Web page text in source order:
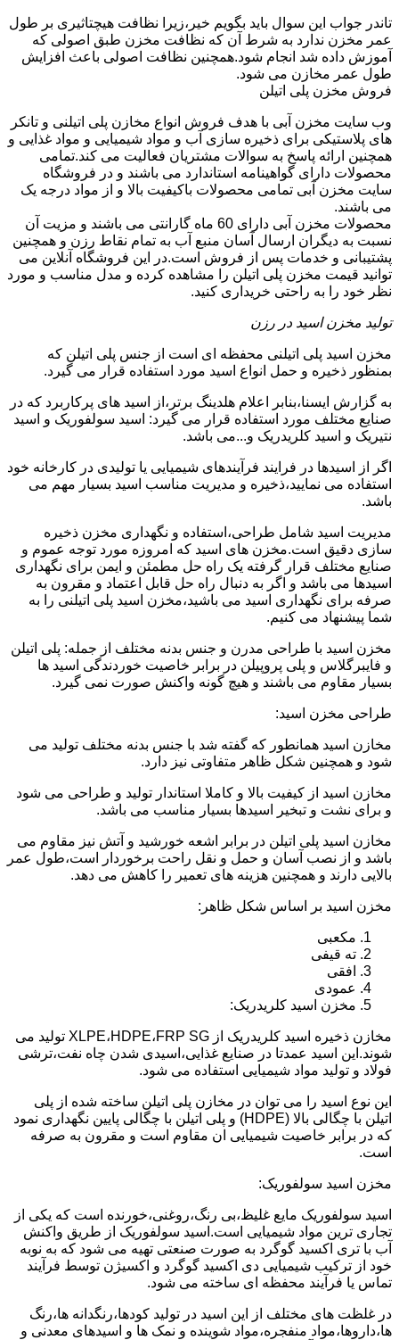
تاندر جواب این سوال باید بگویم خیر،زیرا نظافت هیچتاثیری بر طول
عمر مخزن ندارد به شرط آن که نظافت مخزن طبق اصولی که
آموزش داده شد انجام شود.همچنین نظافت اصولی باعث افزایش
طول عمر مخازن می شود.
فروش مخزن پلی اتیلن
وب سایت مخزن آبی با هدف فروش انواع مخازن پلی اتیلنی و تانکر
های پلاستیکی برای ذخیره سازی آب و مواد شیمیایی و مواد غذایی و
همچنین ارائه پاسخ به سوالات مشتریان فعالیت می کند.تمامی
محصولات دارای گواهینامه استاندارد می باشند و در فروشگاه
سایت مخزن آبی تمامی محصولات باکیفیت بالا و از مواد درجه یک
می باشند.
محصولات مخزن آبی دارای 60 ماه گارانتی می باشند و مزیت آن
نسبت به دیگران ارسال آسان منبع آب به تمام نقاط رزن و همچنین
پشتیبانی و خدمات پس از فروش است.در این فروشگاه آنلاین می
توانید قیمت مخزن پلی اتیلن را مشاهده کرده و مدل مناسب و مورد
نظر خود را به راحتی خریداری کنید.
تولید مخزن اسید در رزن
مخزن اسید پلی اتیلنی محفظه ای است از جنس پلی اتیلن که
بمنظور ذخیره و حمل انواع اسید مورد استفاده قرار می گیرد.
به گزارش ایسنا،بنابر اعلام هلدینگ برتر،از اسید های پرکاربرد که در
صنایع مختلف مورد استفاده قرار می گیرد: اسید سولفوریک و اسید
نتیریک و اسید کلریدریک و...می باشد.
اگر از اسیدها در فرایند فرآیندهای شیمیایی یا تولیدی در کارخانه خود
استفاده می نمایید،ذخیره و مدیریت مناسب اسید بسیار مهم می
باشد.
مدیریت اسید شامل طراحی،استفاده و نگهداری مخزن ذخیره
سازی دقیق است.مخزن های اسید که امروزه مورد توجه عموم و
صنایع مختلف قرار گرفته یک راه حل مطمئن و ایمن برای نگهداری
اسیدها می باشد و اگر به دنبال راه حل قابل اعتماد و مقرون به
صرفه برای نگهداری اسید می باشید،مخزن اسید پلی اتیلنی را به
شما پیشنهاد می کنیم.
مخزن اسید با طراحی مدرن و جنس بدنه مختلف از جمله: پلی اتیلن
و فایبرگلاس و پلی پروپیلن در برابر خاصیت خوردندگی اسید ها
بسیار مقاوم می باشند و هیچ گونه واکنش صورت نمی گیرد.
طراحی مخزن اسید:
مخازن اسید همانطور که گفته شد با جنس بدنه مختلف تولید می
شود و همچنین شکل ظاهر متفاوتی نیز دارد.
مخازن اسید از کیفیت بالا و کاملا استاندار تولید و طراحی می شود
و برای نشت و تبخیر اسیدها بسیار مناسب می باشد.
مخازن اسید پلی اتیلن در برابر اشعه خورشید و آتش نیز مقاوم می
باشد و از نصب آسان و حمل و نقل راحت برخوردار است،طول عمر
بالایی دارند و همچنین هزینه های تعمیر را کاهش می دهد.
مخزن اسید بر اساس شکل ظاهر:
مکعبی
ته قیفی
افقی
عمودی
مخزن اسید کلریدریک:
مخازن ذخیره اسید کلریدریک از XLPE،HDPE،FRP SG تولید می
شوند.این اسید عمدتا در صنایع غذایی،اسیدی شدن چاه نفت،ترشی
فولاد و تولید مواد شیمیایی استفاده می شود.
این نوع اسید را می توان در مخازن پلی اتیلن ساخته شده از پلی
اتیلن با چگالی بالا (HDPE) و پلی اتیلن با چگالی پایین نگهداری نمود
که در برابر خاصیت شیمیایی ان مقاوم است و مقرون به صرفه
است.
مخزن اسید سولفوریک:
اسید سولفوریک مایع غلیظ،بی رنگ،روغنی،خورنده است که یکی از
تجاری ترین مواد شیمیایی است.اسید سولفوریک از طریق واکنش
آب با تری اکسید گوگرد به صورت صنعتی تهیه می شود که به نوبه
خود از ترکیب شیمیایی دی اکسید گوگرد و اکسیژن توسط فرآیند
تماس یا فرآیند محفظه ای ساخته می شود.
در غلظت های مختلف از این اسید در تولید کودها،رنگدانه ها،رنگ
ها،داروها،مواد منفجره،مواد شوینده و نمک ها و اسیدهای معدنی و